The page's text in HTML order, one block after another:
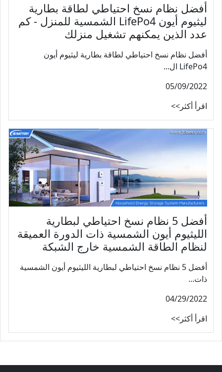
أفضل نظام نسخ احتياطي لطاقة بطارية
ليثيوم أيون LifePo4 الشمسية للمنزل - كم
عدد الذين يمكنهم تشغيل منزلك
أفضل نظام نسخ احتياطي لطاقة بطارية ليثيوم أيون
LifePo4 ال...
05/09/2022
اقرأ أكثر>>
أفضل 5 نظام نسخ احتياطي لبطارية
الليثيوم أيون الشمسية ذات الدورة العميقة
لنظام الطاقة الشمسية خارج الشبكة
أفضل 5 نظام نسخ احتياطي لبطارية الليثيوم أيون الشمسية
ذات...
04/29/2022
اقرأ أكثر>>